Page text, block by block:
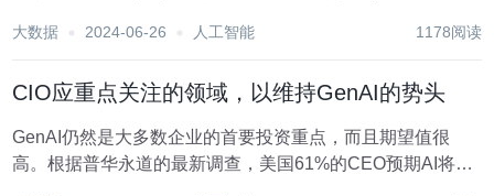
在w...
大数据 2024-06-26 人工智能 1178阅读
CIO应重点关注的领域，以维持GenAI的势头
GenAI仍然是大多数企业的首要投资重点，而且期望值很
高。根据普华永道的最新调查，美国61%的CEO预期AI将改